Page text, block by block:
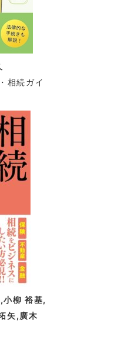
相続ガイ
柳 裕基,
矢,廣木